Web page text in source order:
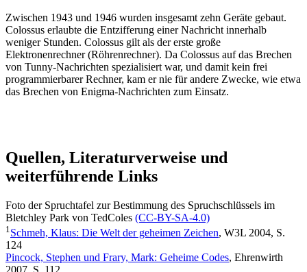
Zwischen 1943 und 1946 wurden insgesamt zehn Geräte gebaut.
Colossus erlaubte die Entzifferung einer Nachricht innerhalb
weniger Stunden. Colossus gilt als der erste große
Elektronenrechner (Röhrenrechner). Da Colossus auf das Brechen
von Tunny-Nachrichten spezialisiert war, und damit kein frei
programmierbarer Rechner, kam er nie für andere Zwecke, wie etwa
das Brechen von Enigma-Nachrichten zum Einsatz.
Quellen, Literaturverweise und
weiterführende Links
Foto der Spruchtafel zur Bestimmung des Spruchschlüssels im
Bletchley Park von TedColes (CC-BY-SA-4.0)
1 Schmeh, Klaus: Die Welt der geheimen Zeichen, W3L 2004, S.
124
Pincock, Stephen und Frary, Mark: Geheime Codes, Ehrenwirth